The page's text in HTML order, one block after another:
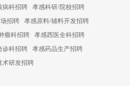
病科招聘
孝感科研/院校招聘
招聘
孝感原料/辅料开发招聘
瘤科招聘
孝感西医全科招聘
诊科招聘
孝感药品生产招聘
术研发招聘